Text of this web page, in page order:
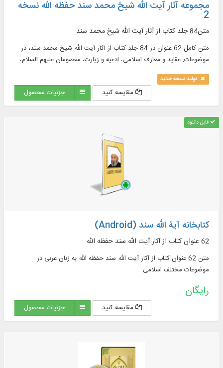
مجموعه آثار آیت الله شیخ محمد سند حفظه الله نسخه
2
متن84 جلد کتاب از آثار آیت‌ الله شیخ محمد سند
متن کامل 62 عنوان در 84 جلد کتاب از آثار آیت‌ الله شیخ محمد سند، در
موضوعات: عقاید و معارف اسلامی، ادعیه و زیارت، معصومان علیهم السلام،
تفسیر و ...
تولید نسخه جدید
مقایسه کنید جزئیات محصول
قابل دانلود
کتابخانه آیة الله سند (Android)
62 عنوان کتاب از آثار آیت الله سند حفظه الله
متن 62 عنوان کتاب از آثار آیت الله سند حفظه الله به زبان عربی در
موضوعات مختلف اسلامی
رایگان
مقایسه کنید جزئیات محصول